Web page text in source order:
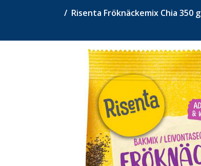
Risenta Fröknäckemix Chia 350 g